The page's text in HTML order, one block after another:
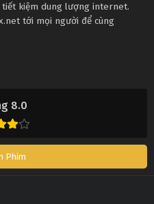
8.0
Phim
kiệm dung lượng internet.
tới mọi người để cùng